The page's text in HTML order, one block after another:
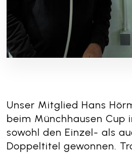
Unser Mitglied Hans
beim Münchhausen Cup
sowohl den Einzel- als
Doppeltitel gewonnen.